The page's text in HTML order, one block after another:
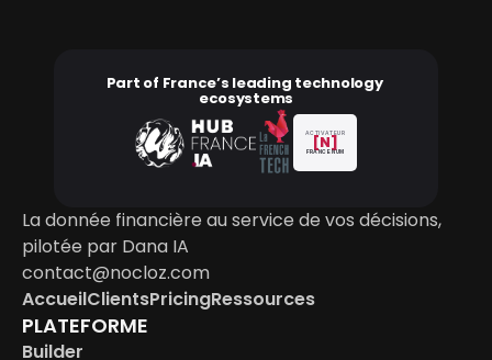
Part of France’s leading technology
ecosystems
ACTIVATEUR
[N]
FRANCE NUM
La donnée financière au service de vos décisions,
pilotée par Dana IA
contact@nocloz.com
AccueilClientsPricingRessources
PLATEFORME
Builder